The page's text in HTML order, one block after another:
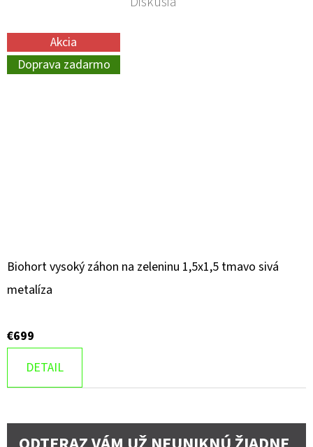
Akcia
Doprava zadarmo
Biohort vysoký záhon na zeleninu 1,5x1,5 tmavo sivá
metalíza
€699
DETAIL